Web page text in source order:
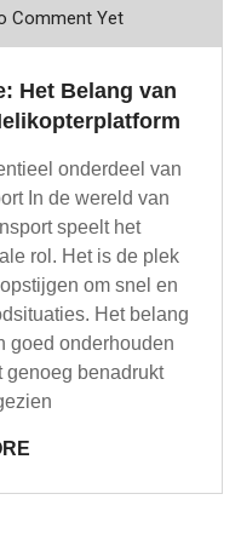
Comment Yet
Het Belang van
onderdeel van
In de wereld van
speelt het
rol. Het is de plek
om snel en
Het belang
goed onderhouden
genoeg benadrukt